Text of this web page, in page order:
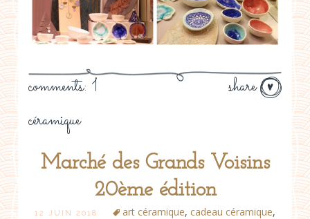
share
comments: 1
céramique
Marché des Grands Voisins
20ème édition
12 JUIN 2018 art céramique, cadeau céramique,